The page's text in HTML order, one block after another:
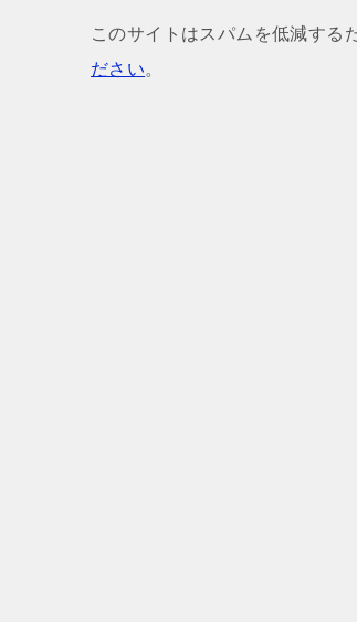
このサイトはスパムを低減する
ださい。